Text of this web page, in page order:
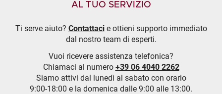
AL TUO SERVIZIO
Ti serve aiuto? Contattacie ottieni supporto immediato
dal nostro team di esperti.
Vuoi ricevere assistenza telefonica?
Chiamaci al numero +39 06 4040 2262
Siamo attivi dal lunedì al sabato con orario
9:00-18:00 e la domenica dalle 9:00 alle 13:00.